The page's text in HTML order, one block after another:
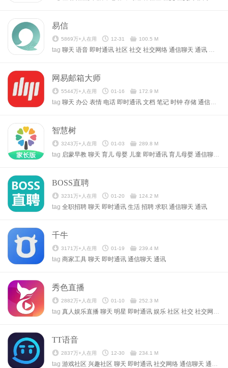
易信
5869万+人在用 12-31 100.5 M
tag 聊天 语音 即时通讯 社区 社交 社交网络 通信聊天 通讯 交友
网易邮箱大师
5544万+人在用 01-16 172.9 M
tag 聊天 办公 表情 电话 即时通讯 文档 笔记 时钟 存储 通信聊天
智慧树
3243万+人在用 01-03 289.8 M
tag 启蒙早教 聊天 育儿 母婴 儿童 即时通讯 育儿母婴 通信聊天
BOSS直聘
3231万+人在用 01-20 124.2 M
tag 全职招聘 聊天 即时通讯 生活 招聘 求职 通信聊天 通讯
千牛
3171万+人在用 01-19 239.4 M
tag 商家工具 聊天 即时通讯 通信聊天 通讯
秀色直播
2882万+人在用 01-10 252.3 M
tag 真人娱乐直播 聊天 明星 即时通讯 娱乐 社区 社交 社交网络
TT语音
2837万+人在用 12-30 234.1 M
tag 游戏社区 兴趣社区 聊天 即时通讯 社交网络 通信聊天 通讯